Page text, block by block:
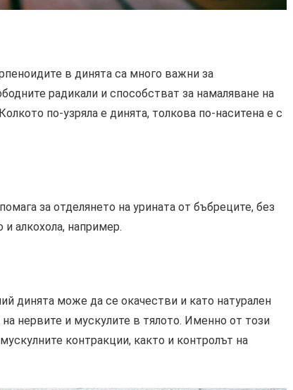
в динята са много важни за
радикали и способстват за намаляване на
по-узряла е динята, толкова по-наситена е с
за отделянето на урината от бъбреците, без
и алкохола, например.
динята може да се окачестви и като натурален
нервите и мускулите в тялото. Именно от този
контракции, както и контролът на